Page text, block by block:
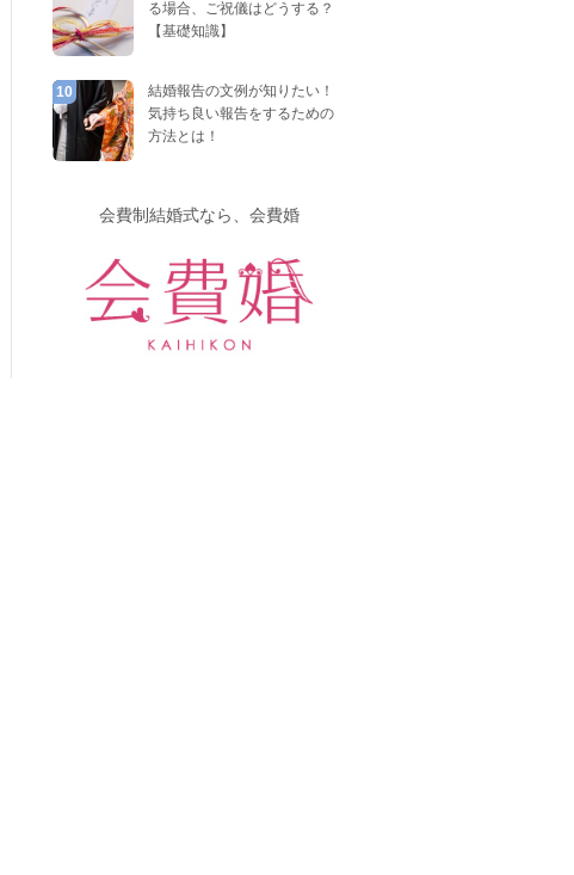
る場合、ご祝儀はどうする？
【基礎知識】
10
結婚報告の文例が知りたい！
気持ち良い報告をするための
方法とは！
会費制結婚式なら、会費婚